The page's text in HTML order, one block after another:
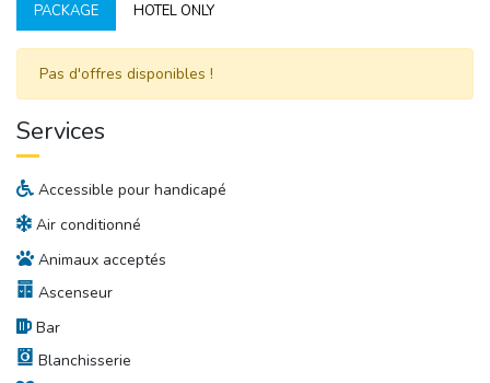
PACKAGE HOTEL ONLY
Pas d'offres disponibles !
Services
Accessible pour handicapé
Air conditionné
Animaux acceptés
Ascenseur
Bar
Blanchisserie